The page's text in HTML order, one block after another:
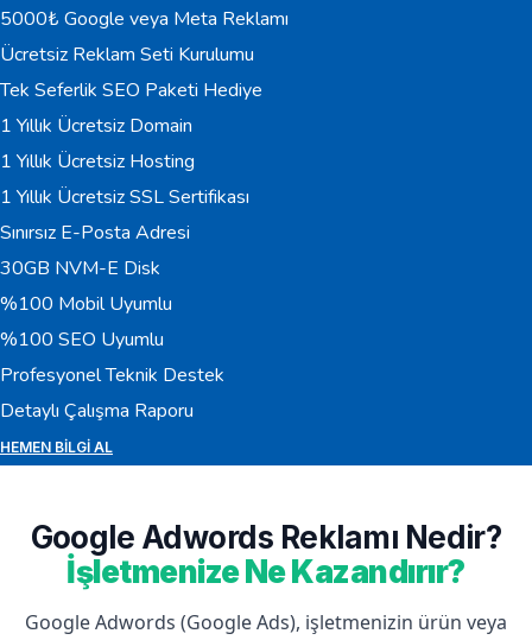
5000₺ Google veya Meta Reklamı
Ücretsiz Reklam Seti Kurulumu
Tek Seferlik SEO Paketi Hediye
1 Yıllık Ücretsiz Domain
1 Yıllık Ücretsiz Hosting
1 Yıllık Ücretsiz SSL Sertifikası
Sınırsız E-Posta Adresi
30GB NVM-E Disk
%100 Mobil Uyumlu
%100 SEO Uyumlu
Profesyonel Teknik Destek
Detaylı Çalışma Raporu
HEMEN BILGI AL
Google Adwords Reklamı Nedir?
İşletmenize Ne Kazandırır?
Google Adwords (Google Ads), işletmenizin ürün veya